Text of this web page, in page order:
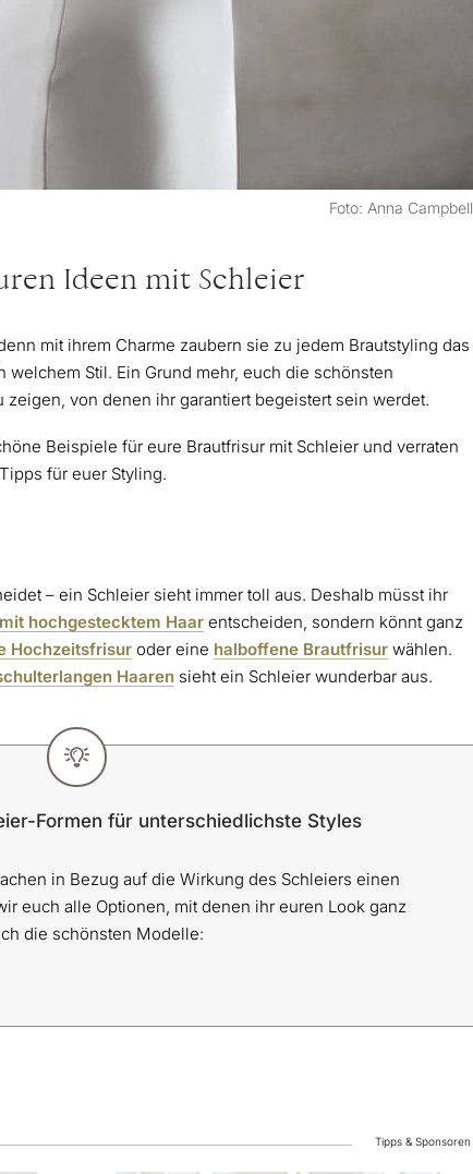
Foto: Anna Campbell
Ideen mit Schleier
mit ihrem Charme zaubern sie zu jedem Brautstyling das
Stil. Ein Grund mehr, euch die schönsten
von denen ihr garantiert begeistert sein werdet.
Beispiele für eure Brautfrisur mit Schleier und verraten
für euer Styling.
– ein Schleier sieht immer toll aus. Deshalb müsst ihr
hochgestecktem Haar entscheiden, sondern könnt ganz
Hochzeitsfrisur oder eine halboffene Brautfrisur wählen.
Haaren sieht ein Schleier wunderbar aus.
Formen für unterschiedlichste Styles
in Bezug auf die Wirkung des Schleiers einen
euch alle Optionen, mit denen ihr euren Look ganz
die schönsten Modelle:
Tipps & Sponsoren